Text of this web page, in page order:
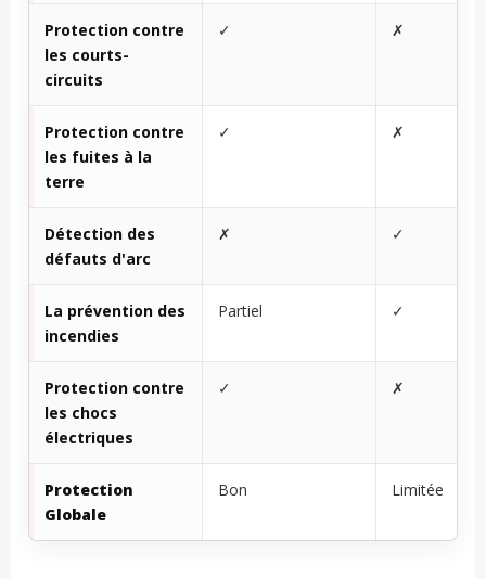
Protection contre
les courts-
circuits
✓ ✗
Protection contre
les fuites à la
terre
✓ ✗
Détection des
défauts d'arc
✗ ✓
La prévention des
incendies
Partiel ✓
Protection contre
les chocs
électriques
✓ ✗
Protection
Globale
Bon Limitée